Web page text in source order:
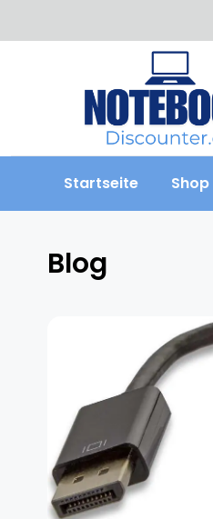
Startseite Shop
Blog